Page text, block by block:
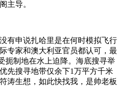
主导。
有申说扎哈里是在何时模拟飞行
专家和澳大利亚官员都认可，最
扼制地在水上迫降。海底搜寻举
先搜寻地带仅余下1万平方千米
涛生想，如此快找我，是帅老板